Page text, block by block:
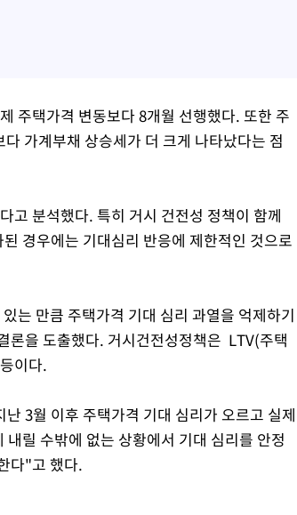
주택가격 변동보다 8개월 선행했다. 또한 주
가계부채 상승세가 더 크게 나타났다는 점
고 분석했다. 특히 거시 건전성 정책이 함께
경우에는 기대심리 반응에 제한적인 것으로
는 만큼 주택가격 기대 심리 과열을 억제하기
론을 도출했다. 거시건전성정책은 LTV(주택
이다.
3월 이후 주택가격 기대 심리가 오르고 실제
릴 수밖에 없는 상황에서 기대 심리를 안정
다"고 했다.